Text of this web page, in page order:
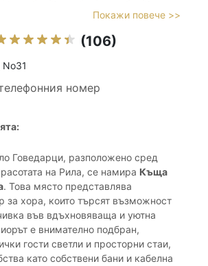
Покажи повече >>
(106)
номер
Говедарци, разположено сред
на Рила, се намира Къща
. Това място представлява
за хора, които търсят възможност
във вдъхновяваща и уютна
е внимателно подбран,
гости светли и просторни стаи,
като собствени бани и кабелна